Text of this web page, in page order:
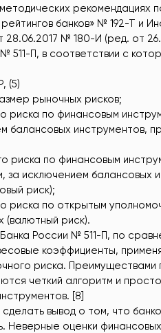
методических
банков» № 192-Т и
28.06.2017 № 180-И (ред. от
511-П, в соответствии с
(5)
рыночных рисков;
риска по финансовым
балансовых инструментов,
риска по финансовым
за исключением балансовых
риск);
риска по открытым
(валютный риск).
России № 511-П, по
коэффициенты,
риска. Преимуществами
четкий алгоритм и
[8]
вывод о том, что
Неверные оценки